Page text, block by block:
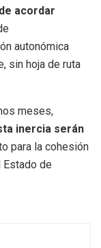
acordar
autonómica
sin hoja de ruta
meses,
inercia serán
para la cohesión
de